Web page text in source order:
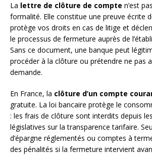
La lettre de clôture de compte n’est
formalité. Elle constitue une preuve écrite
protège vos droits en cas de litige et
le processus de fermeture auprès de
Sans ce document, une banque peut
procéder à la clôture ou prétendre ne pas
demande.
En France, la clôture d’un compte
gratuite. La loi bancaire protège le
: les frais de clôture sont interdits depuis
législatives sur la transparence tarifaire.
d’épargne réglementés ou comptes à
des pénalités si la fermeture intervient